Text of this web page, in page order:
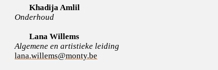
Khadija Amlil
Onderhoud
Lana Willems
Algemene en artistieke leiding
lana.willems@monty.be